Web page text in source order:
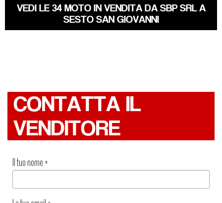
VEDI LE 34 MOTO IN VENDITA DA SBP SRL A
SESTO SAN GIOVANNI
CONTATTA IL
VENDITORE
Il tuo nome*